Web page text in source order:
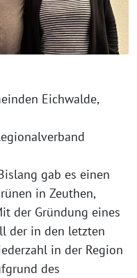
Eichwalde,
gab es einen
in Zeuthen,
der Gründung eines
der in den letzten
in der Region
des